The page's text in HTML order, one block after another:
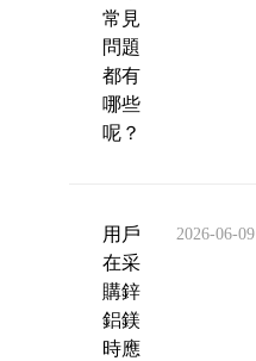
常見
問題
都有
哪些
呢？
用戶
在采
購鋅
鋁鎂
時應
2026-06-09